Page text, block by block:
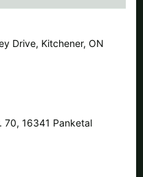
Drive, Kitchener, ON
70, 16341 Panketal